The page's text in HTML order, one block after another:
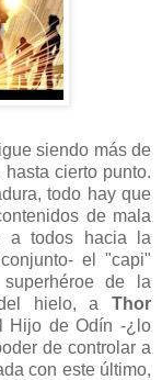
siendo más de
cierto punto.
todo hay que
de mala
a todos hacia la
el "capi"
de la
del hielo, a Thor
Hijo de Odín -¿lo
de controlar a
con este último,